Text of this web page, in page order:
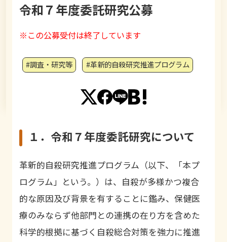
令和７年度委託研究公募
※この公募受付は終了しています
#調査・研究等 #革新的自殺研究推進プログラム
１．令和７年度委託研究について
革新的自殺研究推進プログラム（以下、「本プ
ログラム」という。）は、自殺が多様かつ複合
的な原因及び背景を有することに鑑み、保健医
療のみならず他部門との連携の在り方を含めた
科学的根拠に基づく自殺総合対策を強力に推進